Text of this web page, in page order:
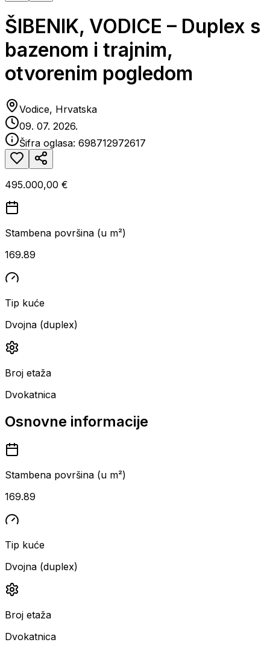
ŠIBENIK, VODICE – Duplex s
bazenom i trajnim,
otvorenim pogledom
Vodice, Hrvatska
09. 07. 2026.
Šifra oglasa: 698712972617
495.000,00 €
Stambena površina (u m²)
169.89
Tip kuće
Dvojna (duplex)
Broj etaža
Dvokatnica
Osnovne informacije
Stambena površina (u m²)
169.89
Tip kuće
Dvojna (duplex)
Broj etaža
Dvokatnica